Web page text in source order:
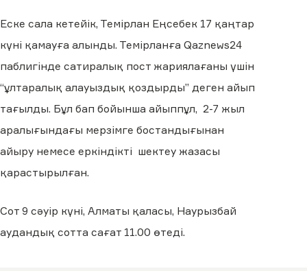
Еске сала кетейік, Темірлан Еңсебек 17 қаңтар
күні қамауға алынды. Темірланға Qaznews24
паблигінде сатиралық пост жариялағаны үшін
“ұлтаралық алауыздық қоздырды” деген айып
тағылды. Бұл бап бойынша айыппұл, 2-7 жыл
аралығындағы мерзімге бостандығынан
айыру немесе еркіндікті шектеу жазасы
қарастырылған.
Сот 9 сәуір күні, Алматы қаласы, Наурызбай
аудандық сотта сағат 11.00 өтеді.